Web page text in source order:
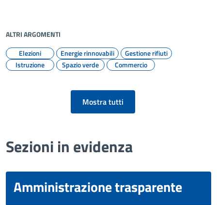
ALTRI ARGOMENTI
Elezioni
Energie rinnovabili
Gestione rifiuti
Istruzione
Spazio verde Commercio
Mostra tutti
Sezioni in evidenza
Amministrazione trasparente